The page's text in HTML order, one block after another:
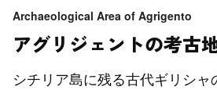
Archaeological Area of Agrigento
アグリジェントの考古
シチリア島に残る古代ギリシャ